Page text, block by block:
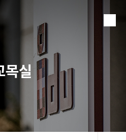
목실